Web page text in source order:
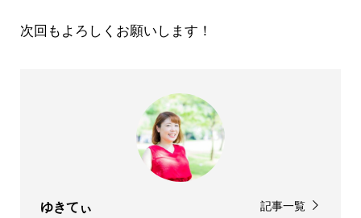
次回もよろしくお願いします！
記事一覧
ゆきてぃ